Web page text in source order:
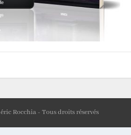
Rocchia - Tous droits réservés